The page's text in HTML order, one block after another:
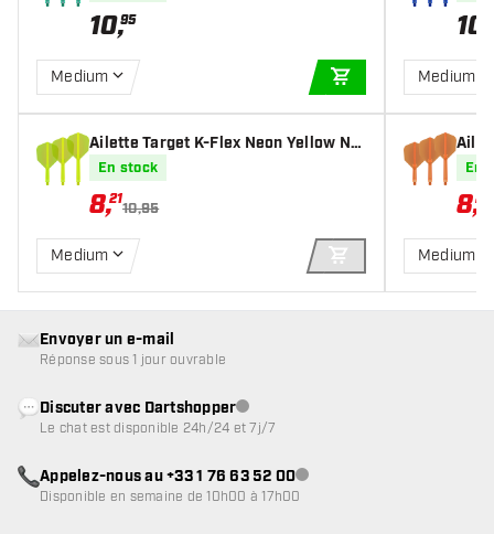
10,95
Medium
AJOUTER AU
Ailette Target K-Flex Neon Yellow NO
6En stock
8,21
10,95
Medium
AJOUTER AU
10
Medium
6En
8,21
Medium
Envoyer un e-mail
Réponse sous 1 jour ouvrable
Discuter avec DartshopperService client indisponible
Le chat est disponible 24h/24 et 7j/7
Appelez-nous au +33 1 76 63 52 00Service client indisponible
Disponible en semaine de 10h00 à 17h00